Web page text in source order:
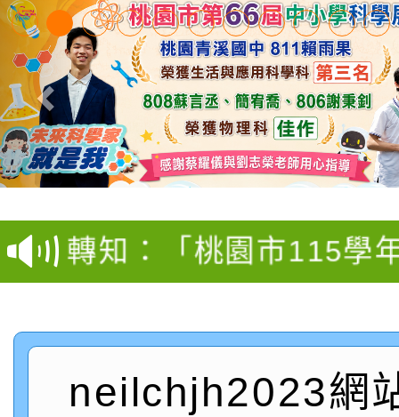
【甄選結果(第4招)】
學年度第1學期第9次代
結果(第4招)
【甄選結果(第12招)】
學年度第1學期第7次代
結果(第12招)
轉知：桃園市115學年
賽及師生本土語及新住
賽實施要點
轉知：「桃園市115學
比賽實施要點」
轉知：「115年金融知
動辦法」
轉知臺中市政府政風處
城市手牽手，綠能透明
轉知：「115學年度全
neilchjh2023網